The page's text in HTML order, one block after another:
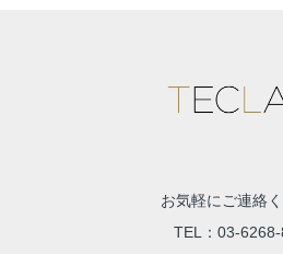
お気軽にご連絡
TEL： 03-6268-